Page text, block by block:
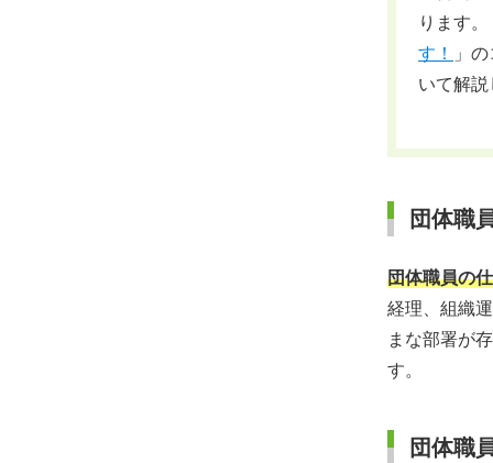
ります。
す！
」
いて解説
団体職
団体職員の
経理、組織
まな部署が
す。
団体職